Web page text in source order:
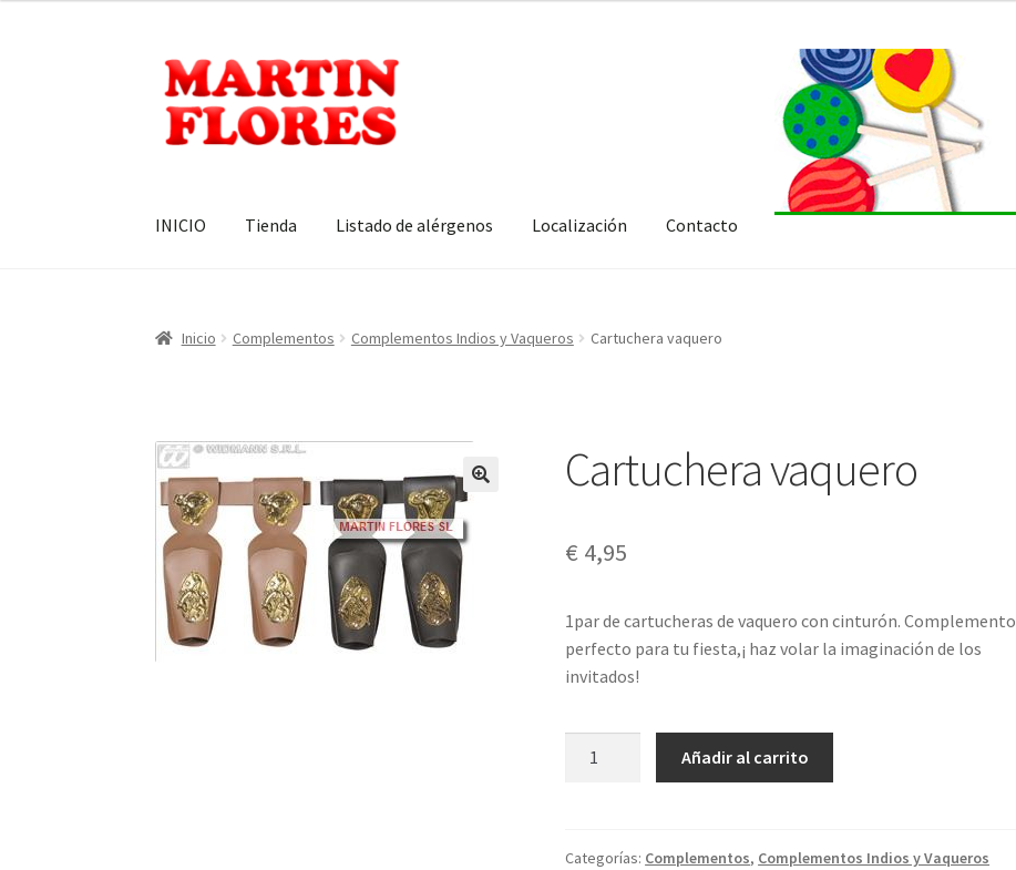
Ir
la
navegación
Ir
al
contenido
INICIO Tienda Listado de alérgenos Localización Contacto
Inicio Complementos Complementos Indios y Vaqueros Cartuchera vaquero
Cartuchera vaquero
€ 4,95
1par de cartucheras de vaquero con cinturón. Complemento
perfecto para tu fiesta,¡ haz volar la imaginación de los
invitados!
Añadir al carrito
Categorías: Complementos, Complementos Indios y Vaqueros